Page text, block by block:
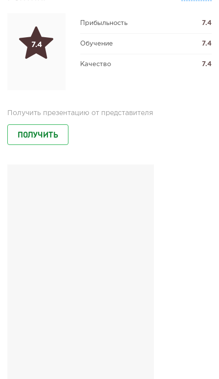
7.4
Прибыльность 7.4
Обучение 7.4
Качество 7.4
Получить презентацию от представителя
ПОЛУЧИТЬ